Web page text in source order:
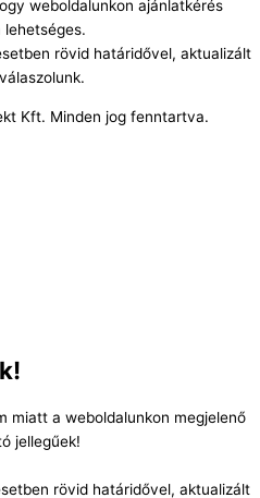
weboldalunkon ajánlatkérés
lehetséges.
rövid határidővel, aktualizált
Kft. Minden jog fenntartva.
miatt a weboldalunkon megjelenő
jellegűek!
rövid határidővel, aktualizált